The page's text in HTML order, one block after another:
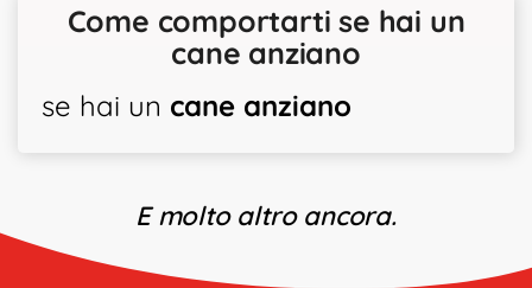
Come comportarti se hai un
cane anziano
se hai un cane anziano
E molto altro ancora.